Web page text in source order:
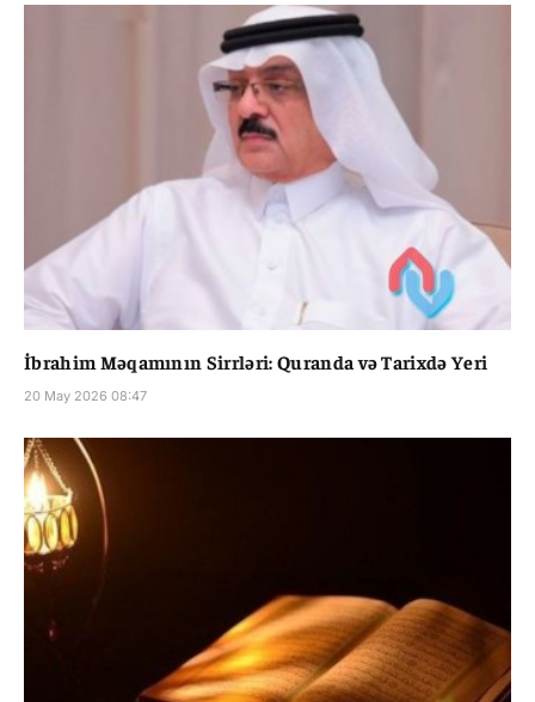
İbrahim Məqamının Sirrləri: Quranda və Tarixdə Yeri
20 May 2026 08:47